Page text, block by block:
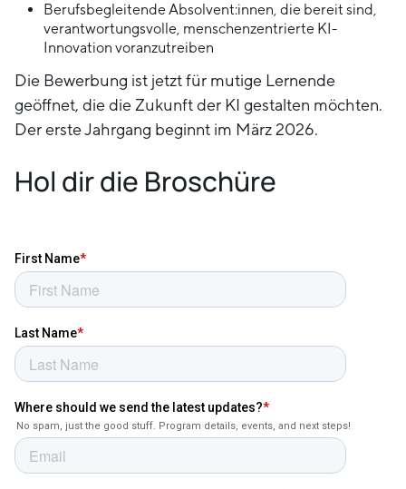
Berufsbegleitende Absolvent:innen, die bereit sind,
verantwortungsvolle, menschenzentrierte KI-
Innovation voranzutreiben
Die Bewerbung ist jetzt für mutige Lernende
geöffnet, die die Zukunft der KI gestalten möchten.
Der erste Jahrgang beginnt im März 2026.
Hol dir die Broschüre